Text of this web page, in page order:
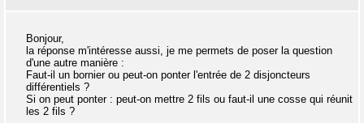
Bonjour,
la réponse m'intéresse aussi, je me permets de poser la question
d'une autre manière :
Faut-il un bornier ou peut-on ponter l'entrée de 2 disjoncteurs
différentiels ?
Si on peut ponter : peut-on mettre 2 fils ou faut-il une cosse qui réunit
les 2 fils ?